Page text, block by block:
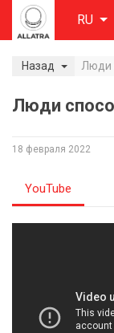
RU
Назад Люди
Люди
18 февраля 2022
YouTube